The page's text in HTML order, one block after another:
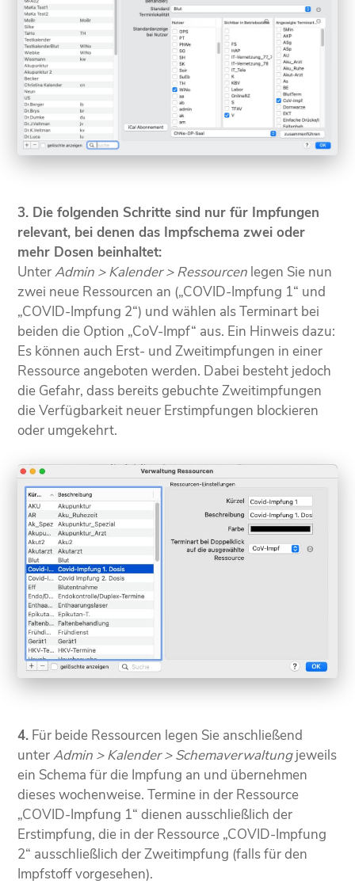
3. Die folgenden Schritte sind nur für Impfungen
relevant, bei denen das Impfschema zwei oder
mehr Dosen beinhaltet:
UnterAdmin > Kalender > Ressourcen legen Sie nun
zwei neue Ressourcen an („COVID-Impfung 1“ und
„COVID-Impfung 2“) und wählen als Terminart bei
beiden die Option „CoV-Impf“ aus. Ein Hinweis dazu:
Es können auch Erst- und Zweitimpfungen in einer
Ressource angeboten werden. Dabei besteht jedoch
die Gefahr, dass bereits gebuchte Zweitimpfungen
die Verfügbarkeit neuer Erstimpfungen blockieren
oder umgekehrt.
4. Für beide Ressourcen legen Sie anschließend
unterAdmin > Kalender > Schemaverwaltungjeweils
ein Schema für die Impfung an und übernehmen
dieses wochenweise. Termine in der Ressource
„COVID-Impfung 1“ dienen ausschließlich der
Erstimpfung, die in der Ressource „COVID-Impfung
2“ ausschließlich der Zweitimpfung (falls für den
Impfstoff vorgesehen).